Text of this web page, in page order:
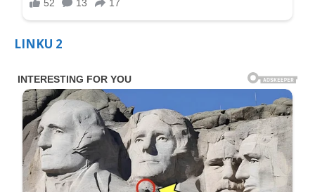
LINKU 2